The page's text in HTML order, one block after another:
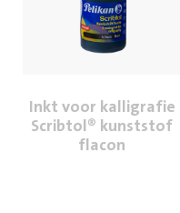
Inkt voor kalligrafie
Scribtol® kunststof
flacon